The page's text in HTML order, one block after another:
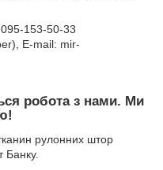
095-153-50-33
E-mail: mir-
робота з нами. Ми
рулонних штор
Банку.